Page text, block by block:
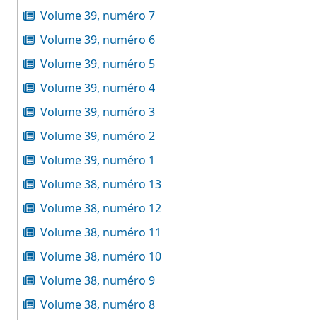
Volume 39, numéro 7
Volume 39, numéro 6
Volume 39, numéro 5
Volume 39, numéro 4
Volume 39, numéro 3
Volume 39, numéro 2
Volume 39, numéro 1
Volume 38, numéro 13
Volume 38, numéro 12
Volume 38, numéro 11
Volume 38, numéro 10
Volume 38, numéro 9
Volume 38, numéro 8